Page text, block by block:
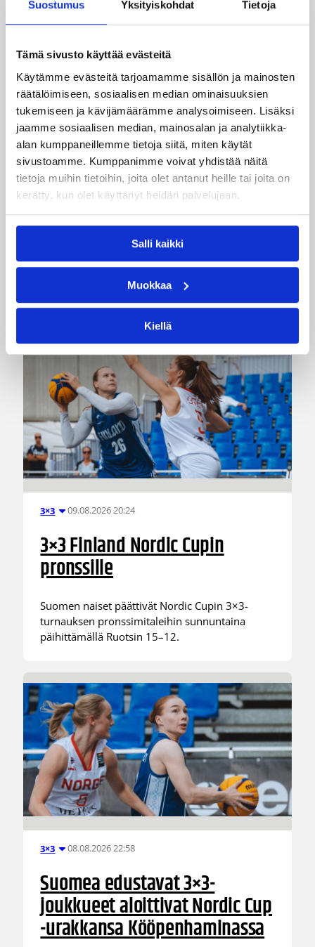
Suostumus Yksityiskohdat Tietoja
Tämä sivusto käyttää evästeitä
Käytämme evästeitä tarjoamamme sisällön ja mainosten
räätälöimiseen, sosiaalisen median ominaisuuksien
tukemiseen ja kävijämäärämme analysoimiseen. Lisäksi
jaamme sosiaalisen median, mainosalan ja analytiikka-
alan kumppaneillemme tietoja siitä, miten käytät
sivustoamme. Kumppanimme voivat yhdistää näitä
tietoja muihin tietoihin, joita olet antanut heille tai joita on
kerätty, kun olet käyttänyt heidän palvelujaan.
Salli kaikki
Muokkaa
Kiellä
EM-kilpailut 09.08.2026 22:47
Suomen 18-vuotiaat tytöt
päättivät EM-kisat
pronssijuhliin
Suomen 18-vuotiaat tytöt päättivät EM-kisansa
upeasti pronssimitaliin, kun Serbia kaatui
neljänneksen jälkeen ottelun itselleen vahvalla
joukkuepelaamisella ja karkasi toisella
puoliajalla Serbian tavoittamattomiin.
3×3 09.08.2026 20:24
3×3 Finland Nordic Cupin
pronssille
Suomen naiset päättivät Nordic Cupin 3×3-
turnauksen pronssimitaleihin sunnuntaina
päihittämällä Ruotsin 15–12.
3×3 08.08.2026 22:58
Suomea edustavat 3×3-
joukkueet aloittivat Nordic Cup
-urakkansa Kööpenhaminassa